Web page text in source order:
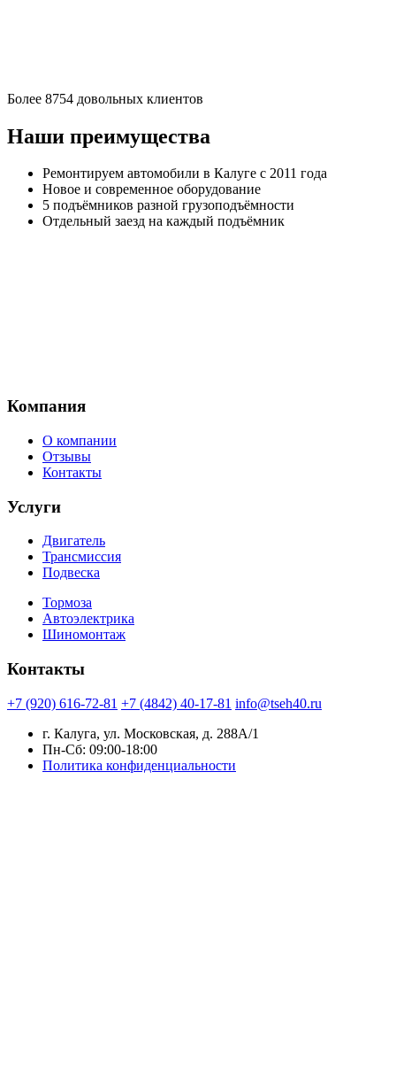
Более 8754 довольных клиентов
Наши преимущества
Ремонтируем автомобили в Калуге с 2011 года
Новое и современное оборудование
5 подъёмников разной грузоподъёмности
Отдельный заезд на каждый подъёмник
Компания
О компании
Отзывы
Контакты
Услуги
Двигатель
Трансмиссия
Подвеска
Тормоза
Автоэлектрика
Шиномонтаж
Контакты
+7 (920) 616-72-81 +7 (4842) 40-17-81 info@tseh40.ru
г. Калуга, ул. Московская, д. 288А/1
Пн-Сб: 09:00-18:00
Политика конфиденциальности